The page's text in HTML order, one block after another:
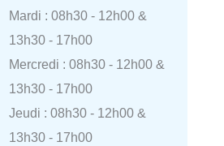
Mardi : 08h30 - 12h00 &
13h30 - 17h00
Mercredi : 08h30 - 12h00 &
13h30 - 17h00
Jeudi : 08h30 - 12h00 &
13h30 - 17h00